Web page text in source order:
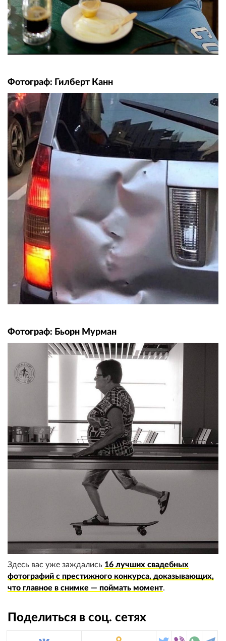
Фотограф: Гилберт Канн
Фотограф: Бьорн Мурман
Здесь вас уже заждались 16 лучших свадебных
фотографий с престижного конкурса, доказывающих,
что главное в снимке — поймать момент.
Поделиться в соц. сетях